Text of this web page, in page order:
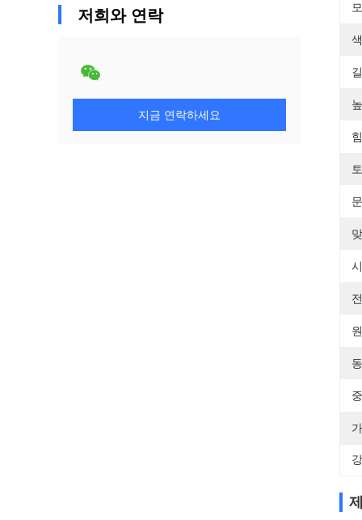
저희와 연락
지금 연락하세요